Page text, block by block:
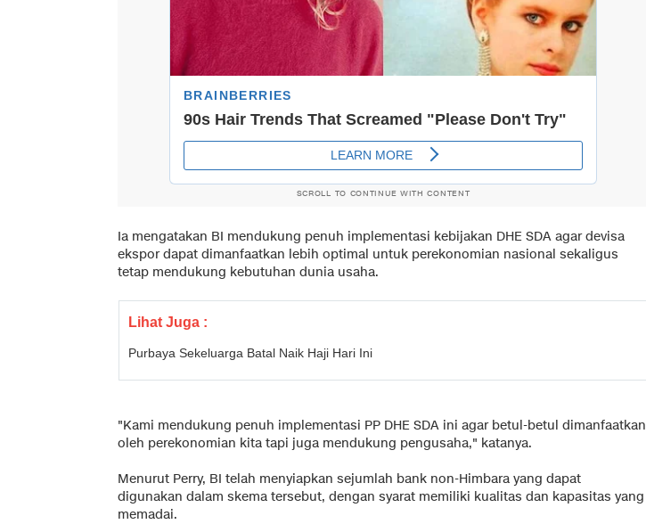
SCROLL TO CONTINUE WITH CONTENT
Ia mengatakan BI mendukung penuh implementasi kebijakan DHE SDA agar devisa
ekspor dapat dimanfaatkan lebih optimal untuk perekonomian nasional sekaligus
tetap mendukung kebutuhan dunia usaha.
Lihat Juga :
Purbaya Sekeluarga Batal Naik Haji Hari Ini
"Kami mendukung penuh implementasi PP DHE SDA ini agar betul-betul dimanfaatkan
oleh perekonomian kita tapi juga mendukung pengusaha," katanya.
Menurut Perry, BI telah menyiapkan sejumlah bank non-Himbara yang dapat
digunakan dalam skema tersebut, dengan syarat memiliki kualitas dan kapasitas yang
memadai.